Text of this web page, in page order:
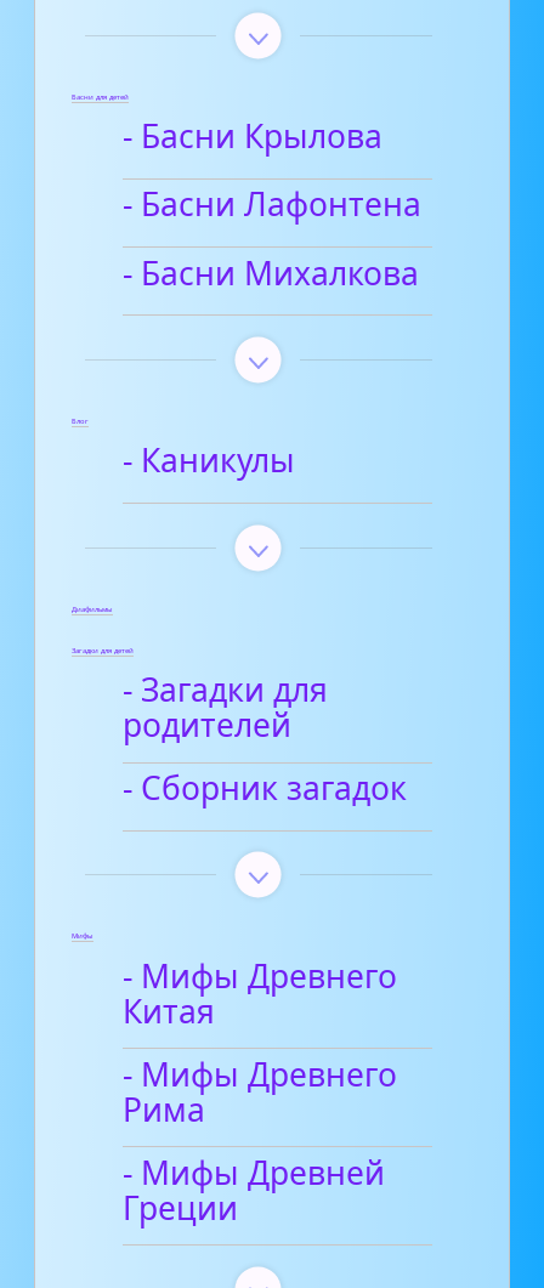
Басни для детей
- Басни Крылова
- Басни Лафонтена
- Басни Михалкова
Блог
- Каникулы
Диафильмы
Загадки для детей
- Загадки для
родителей
- Сборник загадок
Мифы
- Мифы Древнего
Китая
- Мифы Древнего
Рима
- Мифы Древней
Греции